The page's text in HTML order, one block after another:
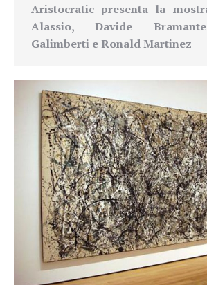
Aristocratic presenta la
Alassio, Davide
Galimberti e Ronald Martinez